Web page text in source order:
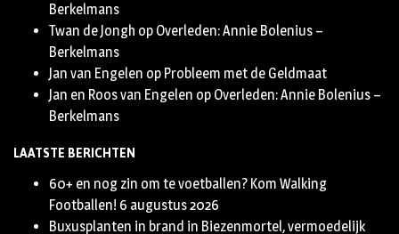
Berkelmans
Twan de Jongh op Overleden: Annie Bolenius –
Berkelmans
Jan van Engelen op Probleem met de Geldmaat
Jan en Roos van Engelen op Overleden: Annie Bolenius –
Berkelmans
LAATSTE BERICHTEN
60+ en nog zin om te voetballen? Kom Walking
Footballen! 6 augustus 2026
Buxusplanten in brand in Biezenmortel, vermoedelijk